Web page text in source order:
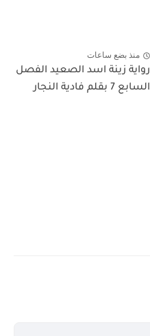
منذ بضع ساعات
رواية زينة اسد الصعيد الفصل
السابع 7 بقلم فادية النجار